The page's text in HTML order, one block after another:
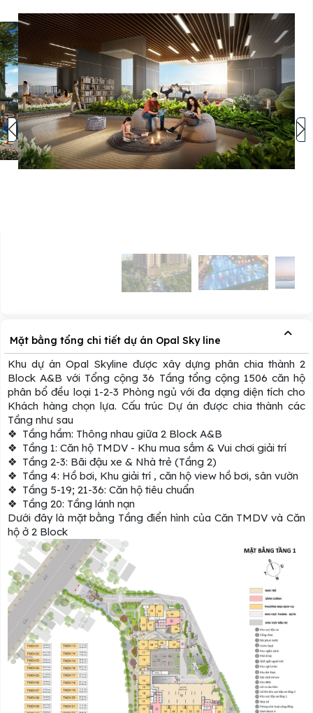
Mặt bằng tổng chi tiết dự án Opal Sky line
Khu dự án Opal Skyline được xây dựng phân chia thành 2
Block A&B với Tổng cộng 36 Tầng tổng cộng 1506 căn hộ
phân bổ đều loại 1-2-3 Phòng ngủ với đa dạng diện tích cho
Khách hàng chọn lựa. Cấu trúc Dự án được chia thành các
Tầng như sau
❖ Tầng hầm: Thông nhau giữa 2 Block A&B
❖ Tầng 1: Căn hộ TMDV - Khu mua sắm & Vui chơi giải trí
❖ Tầng 2-3: Bãi đậu xe & Nhà trẻ (Tầng 2)
❖ Tầng 4: Hồ bơi, Khu giải trí , căn hộ view hồ bơi, sân vườn
❖ Tầng 5-19; 21-36: Căn hộ tiêu chuẩn
❖ Tầng 20: Tầng lánh nạn
Dưới đây là mặt bằng Tầng điển hình của Căn TMDV và Căn
hộ ở 2 Block